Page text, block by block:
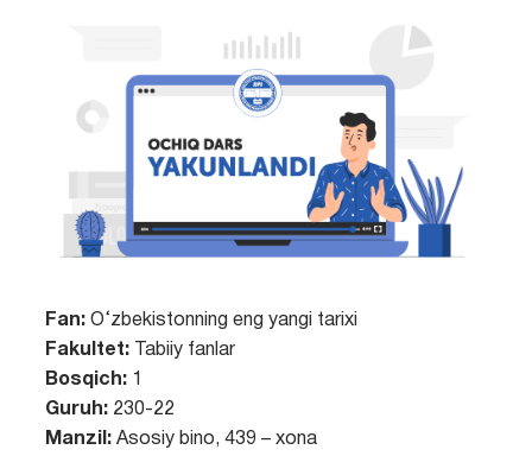
Fan: O‘zbekistonning eng yangi tarixi
Fakultet:Tabiiy fanlar
Bosqich:1
Guruh:230-22
Manzil:Asosiy bino, 439 – xona